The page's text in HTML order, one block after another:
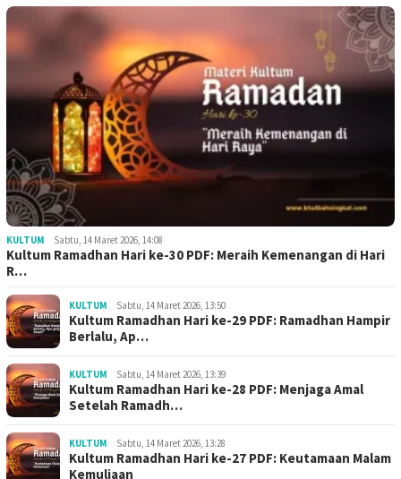
KULTUM Sabtu, 14 Maret 2026, 14:08
Kultum Ramadhan Hari ke-30 PDF: Meraih Kemenangan di Hari
R…
KULTUM Sabtu, 14 Maret 2026, 13:50
Kultum Ramadhan Hari ke-29 PDF: Ramadhan Hampir
Berlalu, Ap…
KULTUM Sabtu, 14 Maret 2026, 13:39
Kultum Ramadhan Hari ke-28 PDF: Menjaga Amal
Setelah Ramadh…
KULTUM Sabtu, 14 Maret 2026, 13:28
Kultum Ramadhan Hari ke-27 PDF: Keutamaan Malam
Kemuliaan